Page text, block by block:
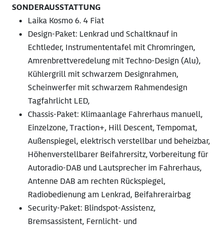
SONDERAUSSTATTUNG
Laika Kosmo 6. 4 Fiat
Design-Paket: Lenkrad und Schaltknauf in
Echtleder, Instrumententafel mit Chromringen,
Amrenbrettveredelung mit Techno-Design (Alu),
Kühlergrill mit schwarzem Designrahmen,
Scheinwerfer mit schwarzem Rahmendesign
Tagfahrlicht LED,
Chassis-Paket: Klimaanlage Fahrerhaus manuell,
Einzelzone, Traction+, Hill Descent, Tempomat,
Außenspiegel, elektrisch verstellbar und beheizbar,
Höhenverstellbarer Beifahrersitz, Vorbereitung für
Autoradio-DAB und Lautsprecher im Fahrerhaus,
Antenne DAB am rechten Rückspiegel,
Radiobedienung am Lenkrad, Beifahrerairbag
Security-Paket: Blindspot-Assistenz,
Bremsassistent, Fernlicht- und